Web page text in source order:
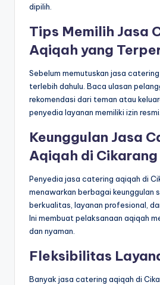
dipilih.
Tips Memilih Jasa
Aqiqah yang
Sebelum memutuskan jasa
terlebih dahulu. Baca ulasan
rekomendasi dari teman atau
penyedia layanan memiliki izin resmi.
Keunggulan Jasa
Aqiqah di Cikarang
Penyedia jasa catering aqiqah di
menawarkan berbagai keunggulan
berkualitas, layanan profesional,
Ini membuat pelaksanaan aqiqah
dan nyaman.
Fleksibilitas
Banyak jasa catering aqiqah di